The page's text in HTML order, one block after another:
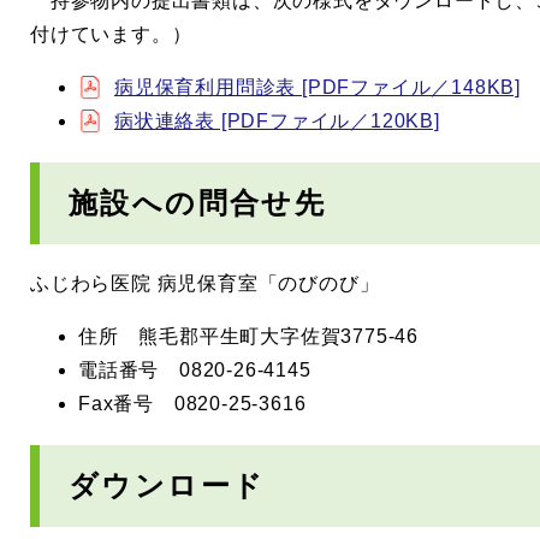
付けています。）
病児保育利用問診表 [PDFファイル／148KB]
病状連絡表 [PDFファイル／120KB]
施設への問合せ先
ふじわら医院 病児保育室「のびのび」
住所 熊毛郡平生町大字佐賀3775-46
電話番号 0820-26-4145
Fax番号 0820-25-3616
ダウンロード